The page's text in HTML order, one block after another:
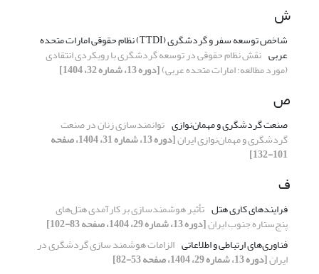
ش
شاخص توسعه سفر و گردشگری (TTDI) نظام حقوقی امارات متحده
عربی نقش نظام حقوقی در توسعه گردشگری با رویکردی انتقادی
(مورد مطالعه: امارات متحده عربی)[دوره 13، شماره 32، 1404]
ص
صنعت گردشگری و مهمان‌نوازی توانمندسازی زنان در صنعت
گردشگری و مهمان‌نوازی ایران [دوره 13، شماره 31، 1404، صفحه
101-132]
ف
فرایندهای کاری هتل تأثیر هوشمندسازی بر کارآمدی هتل‌های
پنج‌ستاره جنوب ایران[دوره 13، شماره 29، 1404، صفحه 83-102]
فناوری‌های ارتباطی و اطلاعاتی الزامات هوشمند سازی گردشگری در
ایران[دوره 13، شماره 29، 1404، صفحه 53-82]